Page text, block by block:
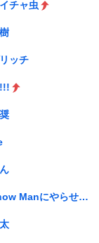
チャ虫
ッチ
それSnow Manにやらせて下さい